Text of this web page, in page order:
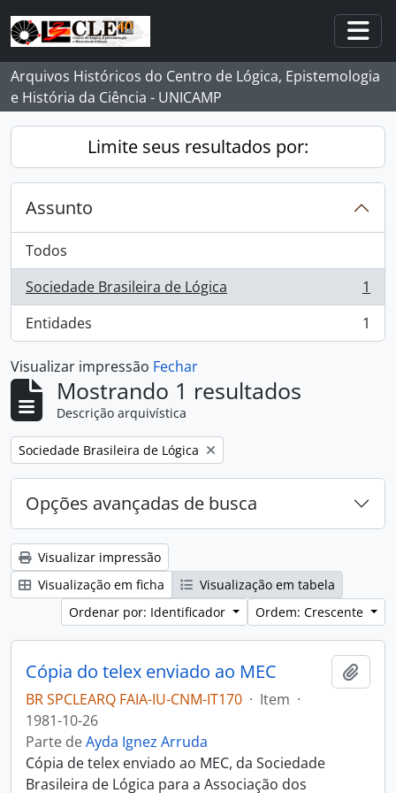
Skip to main content
Arquivos Históricos do Centro de Lógica, Epistemologia
e História da Ciência - UNICAMP
Limite seus resultados por:
Assunto
Todos
Sociedade Brasileira de Lógica
, 1 resultados
1
Entidades
, 1 resultados 1
Visualizar impressão Fechar
Mostrando 1 resultados
Descrição arquivística
Remover filtro:
Sociedade Brasileira de Lógica
Opções avançadas de busca
Visualizar impressão
Visualização em ficha
Visualização em tabela
Ordenar por: Identificador
Ordem: Crescente
Cópia do telex enviado ao MEC
BR SPCLEARQ FAIA-IU-CNM-IT170 · Item ·
1981-10-26
Parte deAyda Ignez Arruda
Cópia de telex enviado ao MEC, da Sociedade
Brasileira de Lógica para a Associação dos